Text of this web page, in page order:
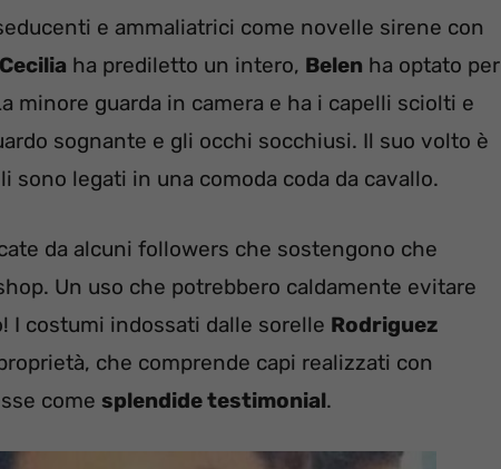
e ammaliatrici come novelle sirene con
Cecilia ha prediletto un intero, Belen ha optato per
minore guarda in camera e ha i capelli sciolti e
sognante e gli occhi socchiusi. Il suo volto è
legati in una comoda coda da cavallo.
da alcuni followers che sostengono che
Un uso che potrebbero caldamente evitare
I costumi indossati dalle sorelle Rodriguez
che comprende capi realizzati con
come splendide testimonial.